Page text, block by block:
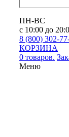
ПН-ВС
с 10:00 до
8 (800) 302-
КОРЗИНА
0 товаров.
Меню